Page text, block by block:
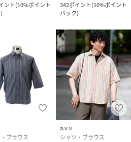
い方≫
ートマークをクリック）
得なご案内を受けることができま
合やパソコンなどの閲覧環境に
見える場合がございます。
の画像をご参照ください。
ント(10%ポイント
)
342ポイント(10%ポイント
バック)
ブラウス
a.v.v
シャツ・ブラウス